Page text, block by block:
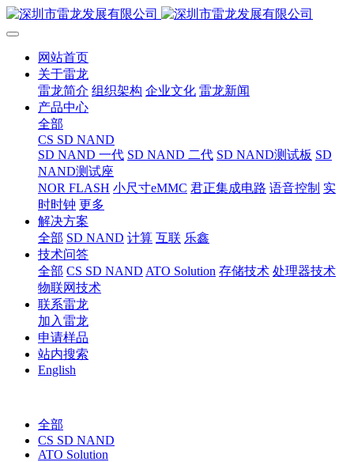
网站首页
关于雷龙
雷龙简介 组织架构 企业文化 雷龙新闻
产品中心
全部
CS SD NAND
SD NAND 一代 SD NAND 二代 SD NAND测试板 SD
NAND测试座
NOR FLASH 小尺寸eMMC 君正集成电路 语音控制 实
时时钟 更多
解决方案
全部 SD NAND 计算 互联 乐鑫
技术问答
全部 CS SD NAND ATO Solution 存储技术 处理器技术
物联网技术
联系雷龙
加入雷龙
申请样品
站内搜索
English
全部
CS SD NAND
ATO Solution